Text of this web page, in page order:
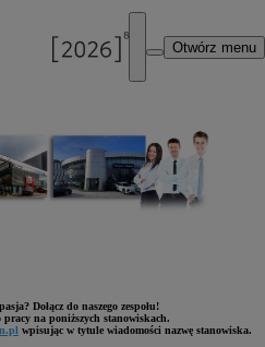
Otwórz menu
Dołącz do naszego zespołu!
na poniższych stanowiskach.
wpisując w tytule wiadomości nazwę stanowiska.